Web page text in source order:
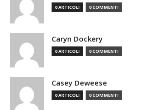
0 ARTICOLI 0 COMMENTI
Caryn Dockery
0 ARTICOLI 0 COMMENTI
Casey Deweese
0 ARTICOLI 0 COMMENTI